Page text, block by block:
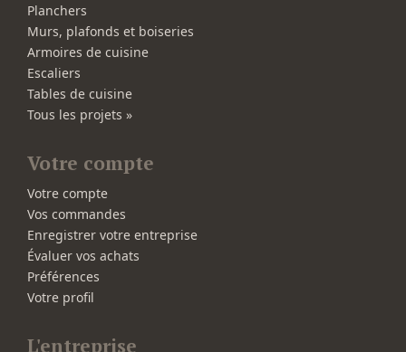
Planchers
Murs, plafonds et boiseries
Armoires de cuisine
Escaliers
Tables de cuisine
Tous les projets »
Votre compte
Votre compte
Vos commandes
Enregistrer votre entreprise
Évaluer vos achats
Préférences
Votre profil
L'entreprise